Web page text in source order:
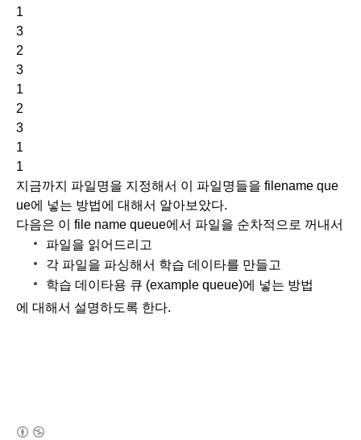
1
3
2
3
1
2
3
1
1
지금까지 파일명을 지정해서 이 파일명들을 filename que
ue에 넣는 방법에 대해서 알아보았다.
다음은 이 file name queue에서 파일을 순차적으로 꺼내서
파일을 읽어드리고
각 파일을 파싱해서 학습 데이타를 만들고
학습 데이타용 큐 (example queue)에 넣는 방법
에 대해서 설명하도록 한다.